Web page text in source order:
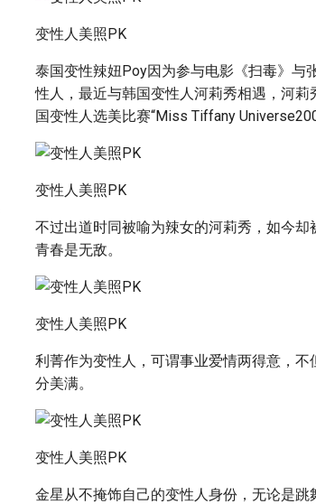
变性人美照PK
泰国变性辣妞Poy因为参与电影《扫毒》与
性人，最近与韩国变性人河莉秀相遇，河
国变性人选美比赛“Miss Tiffany
变性人美照PK
不过出道时同被喻为辣女的河莉秀，如今
青春是无敌。
变性人美照PK
利菁作为变性人，可谓事业爱情两得意，
分美满。
变性人美照PK
金星从不掩饰自己的变性人身份，无论是